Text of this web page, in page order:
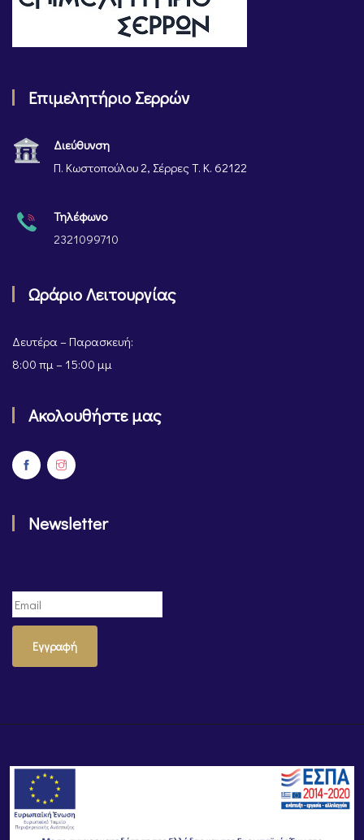
Επιμελητήριο Σερρών
Διεύθυνση
Π. Κωστοπούλου 2, Σέρρες Τ. Κ. 62122
Τηλέφωνο
2321099710
Ωράριο Λειτουργίας
Δευτέρα – Παρασκευή:
8:00 πμ – 15:00 μμ
Ακολουθήστε μας
Newsletter
Εγγραφή